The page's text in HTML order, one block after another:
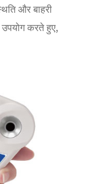
और बाहरी
करते हुए,